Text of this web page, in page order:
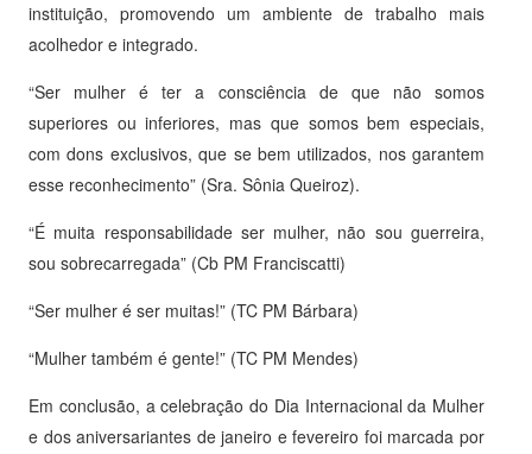
instituição, promovendo um ambiente de trabalho mais
acolhedor e integrado.
“Ser mulher é ter a consciência de que não somos
superiores ou inferiores, mas que somos bem especiais,
com dons exclusivos, que se bem utilizados, nos garantem
esse reconhecimento” (Sra. Sônia Queiroz).
“É muita responsabilidade ser mulher, não sou guerreira,
sou sobrecarregada” (Cb PM Franciscatti)
“Ser mulher é ser muitas!” (TC PM Bárbara)
“Mulher também é gente!” (TC PM Mendes)
Em conclusão, a celebração do Dia Internacional da Mulher
e dos aniversariantes de janeiro e fevereiro foi marcada por